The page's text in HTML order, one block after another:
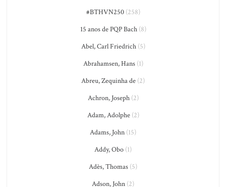
#BTHVN250(258)
15 anos de PQP Bach(8)
Abel, Carl Friedrich(5)
Abrahamsen, Hans(1)
Abreu, Zequinha de (2)
Achron, Joseph(2)
Adam, Adolphe(2)
Adams, John (15)
Addy, Obo (1)
Adès, Thomas (5)
Adson, John (2)